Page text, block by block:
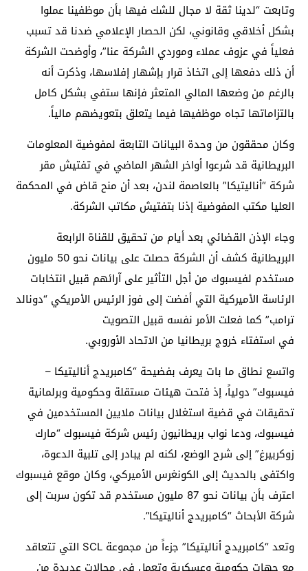
وتابعت “لدينا ثقة لا مجال للشك فيها بأن موظفينا عملوا
بشكل أخلاقي وقانوني، لكن الحصار الإعلامي ضدنا قد تسبب
فعلياً في عزوف عملاء وموردي الشركة عنا”، وأوضحت الشركة
أن ذلك دفعها إلى اتخاذ قرار بإشهار إفلاسها، وذكرت أنه
بالرغم من وضعها المالي المتعثر فإنها ستفي بشكل كامل
بالتزاماتها تجاه موظفيها فيما يتعلق بتعويضهم مالياً.
وكان محققون من وحدة البيانات التابعة لمفوضية المعلومات
البريطانية قد شرعوا أواخر الشهر الماضي في تفتيش مقر
شركة “أناليتيكا” بالعاصمة لندن، بعد أن منح قاض في المحكمة
العليا مكتب المفوضية إذنا بتفتيش مكاتب الشركة.
وجاء الإذن القضائي بعد أيام من تحقيق للقناة الرابعة
البريطانية كشف أن الشركة حصلت على بيانات نحو 50 مليون
مستخدم لفيسبوك من أجل التأثير على آرائهم قبيل انتخابات
الرئاسة الأميركية التي أفضت إلى فوز الرئيس الأمريكي “دونالد
ترامب” كما فعلت الأمر نفسه قبيل التصويت
في استفتاء خروج بريطانيا من الاتحاد الأوروبي.
واتسع نطاق ما بات يعرف بفضيحة “كامبريدج أناليتيكا –
فيسبوك” دولياً، إذ فتحت هيئات مستقلة وحكومية وبرلمانية
تحقيقات في قضية استغلال بيانات ملايين المستخدمين في
فيسبوك، ودعا نواب بريطانيون رئيس شركة فيسبوك “مارك
زوكربيرغ” إلى شرح الوضع، لكنه لم يبادر إلى تلبية الدعوة،
واكتفى بالحديث إلى الكونغرس الأميركي، وكان موقع فيسبوك
اعترف بأن بيانات نحو 87 مليون مستخدم قد تكون سربت إلى
شركة الأبحاث “كامبريدج أناليتيكا”.
وتعد “كامبريدج أناليتيكا” جزءاً من مجموعة SCL التي تتعاقد